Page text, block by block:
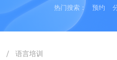
热门搜索： 预约
/ 语言培训